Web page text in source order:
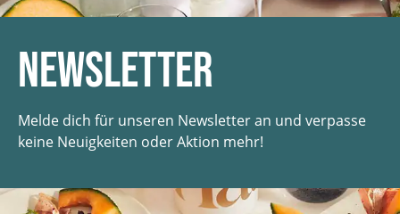
Newsletter
Melde dich für unseren Newsletter an und verpasse
keine Neuigkeiten oder Aktion mehr!